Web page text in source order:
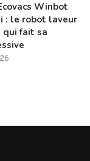
Winbot
: le robot laveur
qui fait sa